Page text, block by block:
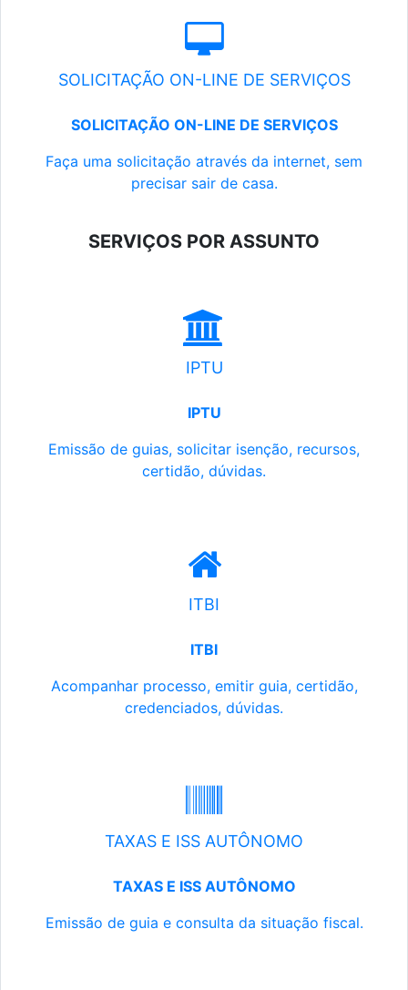
SOLICITAÇÃO ON-LINE DE SERVIÇOS
SOLICITAÇÃO ON-LINE DE SERVIÇOS
Faça uma solicitação através da internet, sem
precisar sair de casa.
SERVIÇOS POR ASSUNTO
IPTU
IPTU
Emissão de guias, solicitar isenção, recursos,
certidão, dúvidas.
ITBI
ITBI
Acompanhar processo, emitir guia, certidão,
credenciados, dúvidas.
TAXAS E ISS AUTÔNOMO
TAXAS E ISS AUTÔNOMO
Emissão de guia e consulta da situação fiscal.